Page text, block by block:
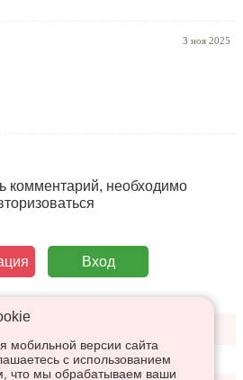
3 ноя 2025
комментарий, необходимо
Вход
мобильной версии сайта
с использованием
что мы обрабатываем ваши